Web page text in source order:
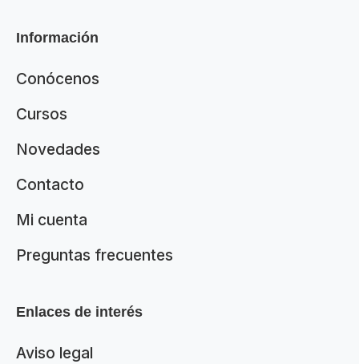
Información
Conócenos
Cursos
Novedades
Contacto
Mi cuenta
Preguntas frecuentes
Enlaces de interés
Aviso legal